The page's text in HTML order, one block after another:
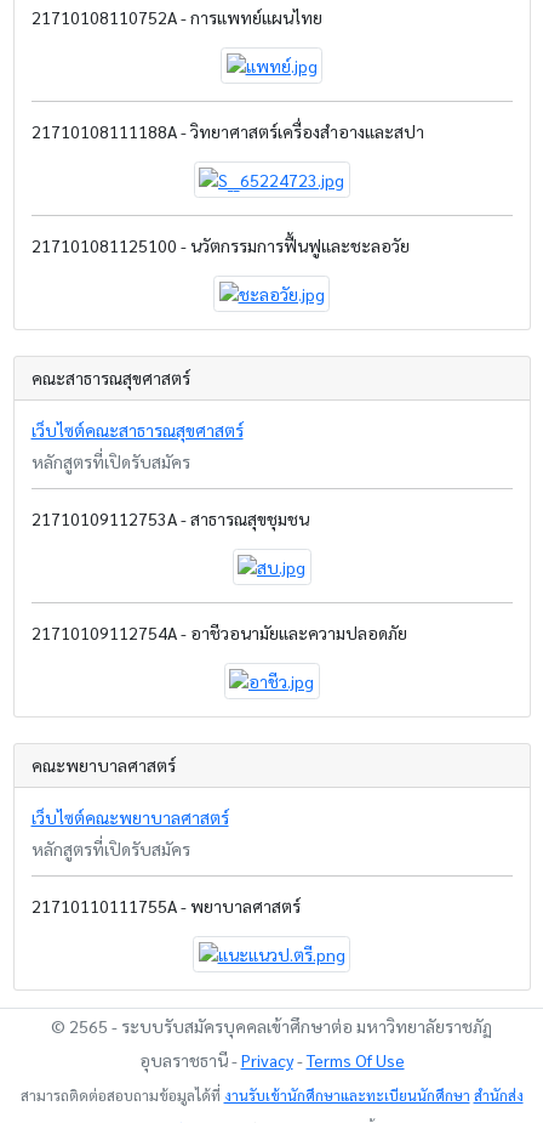
21710108110752A - การแพทย์แผนไทย
21710108111188A - วิทยาศาสตร์เครื่องสำอางและสปา
217101081125100 - นวัตกรรมการฟื้นฟูและชะลอวัย
คณะสาธารณสุขศาสตร์
เว็บไซต์คณะสาธารณสุขศาสตร์
หลักสูตรที่เปิดรับสมัคร
21710109112753A - สาธารณสุขชุมชน
21710109112754A - อาชีวอนามัยและความปลอดภัย
คณะพยาบาลศาสตร์
เว็บไซต์คณะพยาบาลศาสตร์
หลักสูตรที่เปิดรับสมัคร
21710110111755A - พยาบาลศาสตร์
© 2565 - ระบบรับสมัครบุคคลเข้าศึกษาต่อ มหาวิทยาลัยราชภัฏ
อุบลราชธานี -Privacy-Terms Of Use
สามารถติดต่อสอบถามข้อมูลได้ที่ งานรับเข้านักศึกษาและทะเบียนนักศึกษา สำนักส่ง